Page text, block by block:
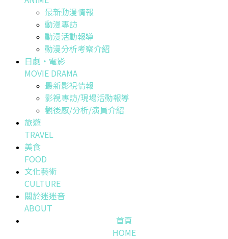
最新動漫情報
動漫專訪
動漫活動報導
動漫分析考察介紹
日劇・電影
MOVIE DRAMA
最新影視情報
影視專訪/現場活動報導
觀後感/分析/演員介紹
旅遊
TRAVEL
美食
FOOD
文化藝術
CULTURE
關於迷迷音
ABOUT
首頁
HOME